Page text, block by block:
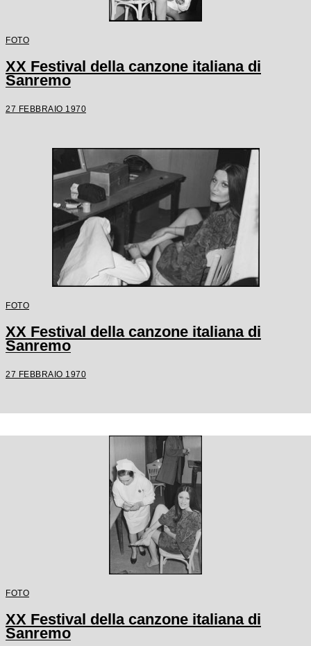
FOTO
XX Festival della canzone italiana di
Sanremo
27 FEBBRAIO 1970
FOTO
XX Festival della canzone italiana di
Sanremo
27 FEBBRAIO 1970
FOTO
XX Festival della canzone italiana di
Sanremo